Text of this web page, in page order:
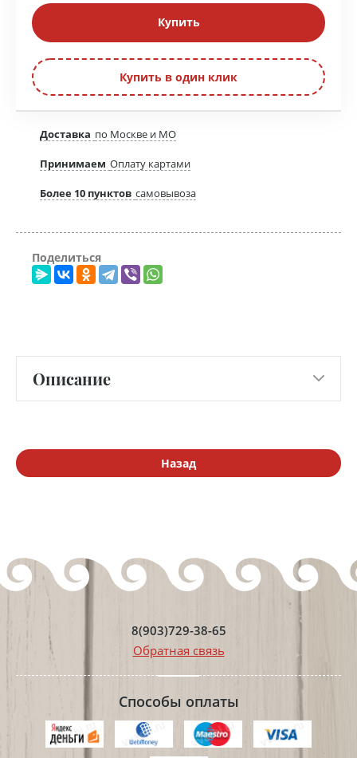
Купить
Купить в один клик
Доставка по Москве и МО
Принимаем Оплату картами
Более 10 пунктов самовывоза
Поделиться
Описание
Назад
8(903)729-38-65
Обратная связь
Способы оплаты